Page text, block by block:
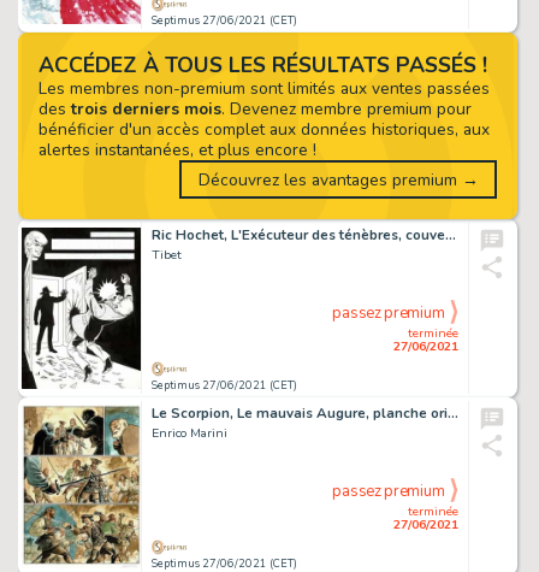
Septimus 27/06/2021 (CET)
Ric Hochet, L'Exécuteur des ténèbres, couverture…
Tibet
Septimus 27/06/2021 (CET)
terminée
27/06/2021
passez premium
Le Scorpion, Le mauvais Augure, planche originale Ã …
Enrico Marini
Septimus 27/06/2021 (CET)
terminée
27/06/2021
passez premium
ACCÉDEZ À TOUS LES RÉSULTATS PASSÉS !
Les membres non-premium sont limités aux ventes passées
destrois derniers mois. Devenez membre premium pour
bénéficier d'un accès complet aux données historiques, aux
alertes instantanées, et plus encore !
Découvrez les avantages premium →